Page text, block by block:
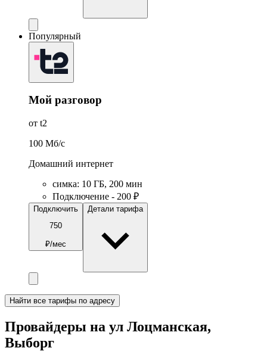
Популярный
Мой разговор
от t2
100 Мб/c
Домашний интернет
симка: 10 ГБ, 200 мин
Подключение - 200 ₽
Подключить
750
₽/мес
Детали тарифа
Найти все тарифы по адресу
Провайдеры на ул Лоцманская,
Выборг